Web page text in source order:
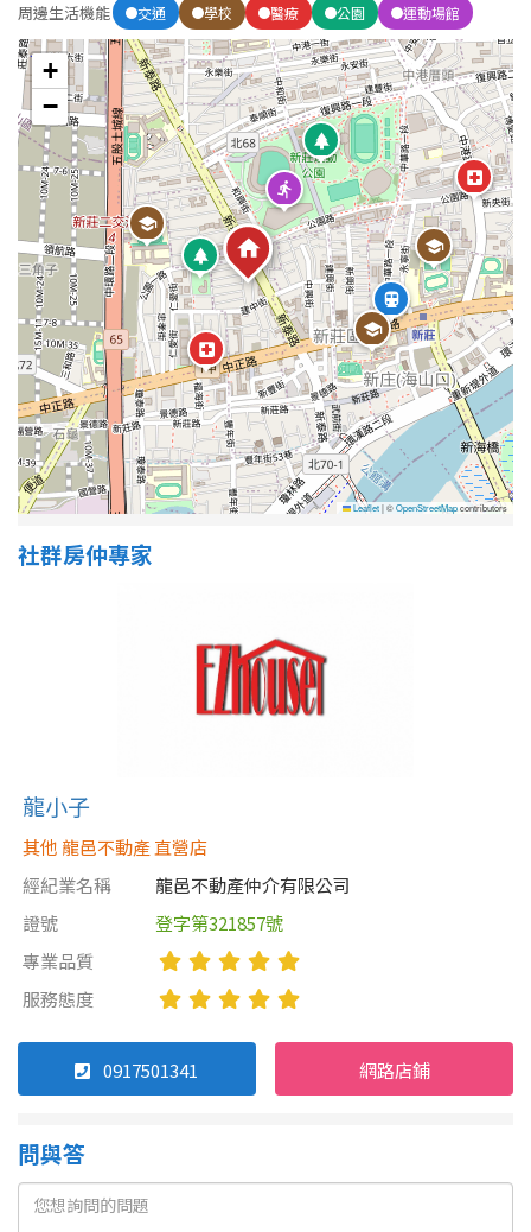
售價
周邊生活機能 交通 學校 醫療 公園 運動場館
+
−
Leaflet|©OpenStreetMapcontributors
社群房仲專家
龍小子
其他 龍邑不動產 直營店
經紀業名稱
龍邑不動產仲介有限公司
證號
登字第321857號
專業品質
服務態度
0917501341 網路店鋪
問與答